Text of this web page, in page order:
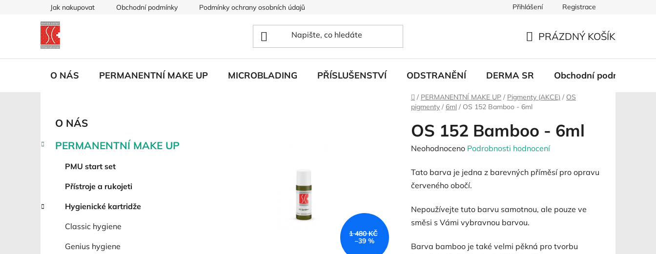
Jak nakupovat Obchodní podmínky Podmínky ochrany osobních údajů Přihlášení Registrace
KOŠÍK
PRÁZDNÝ KOŠÍK
O NÁS PERMANENTNÍ MAKE UP MICROBLADING PŘÍSLUŠENSTVÍ ODSTRANĚNÍ DERMA SR Obchodní podmínky
Domů
/ PERMANENTNÍ MAKE UP / Pigmenty (AKCE) / OS
pigmenty / 6ml / OS 152 Bamboo - 6ml
s
n
kategorie
e
e
O NÁS
PERMANENTNÍ MAKE UP
PMU start set
Přístroje a rukojeti
Hygienické kartridže
Classic hygiene
Genius hygiene
OS 152 Bamboo - 6ml
Průměrné
produktu
je
z
5
Neohodnoceno Podrobnosti hodnocení
Tato barva je jedna z barevných příměsí pro opravu
červeného obočí.
Nepoužívejte tuto barvu samotnou, ale pouze ve
směsi s Vámi vybravnou barvou.
Barva bamboo je také velmi pěkná pro tvorbu
1 480 KČ
–39 %